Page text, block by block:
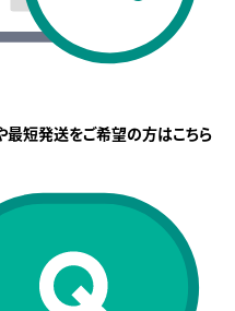
最短発送をご希望の方はこちら